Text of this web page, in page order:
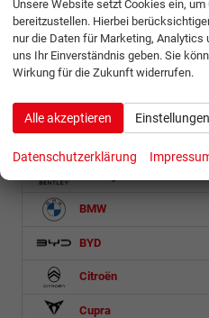
Abarth
Alfa Romeo
Audi
BMW
BYD
Citroën
Cupra
Unsere Website setzt Cookies ein,
bereitzustellen. Hierbei
nur die Daten für Marketing, Analytics
uns Ihr Einverständnis geben. Sie
Wirkung für die Zukunft widerrufen.
Alle akzeptieren Einstellungen
Datenschutzerklärung